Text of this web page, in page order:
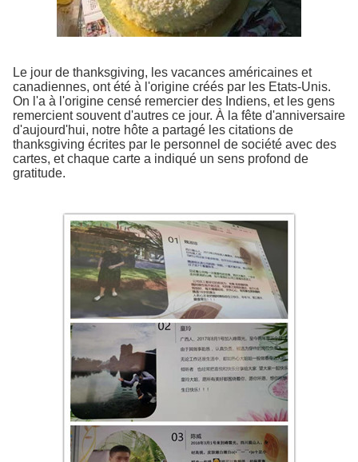
Le jour de thanksgiving, les vacances américaines et
canadiennes, ont été à l'origine créés par les Etats-Unis.
On l'a à l'origine censé remercier des Indiens, et les gens
remercient souvent d'autres ce jour. À la fête d'anniversaire
d'aujourd'hui, notre hôte a partagé les citations de
thanksgiving écrites par le personnel de société avec des
cartes, et chaque carte a indiqué un sens profond de
gratitude.